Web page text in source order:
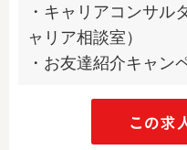
・キャリアコンサル
ャリア相談室）
・お友達紹介キャン